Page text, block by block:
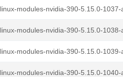
linux-modules-nvidia-390-5.15.0-
linux-modules-nvidia-390-5.15.0-
linux-modules-nvidia-390-5.15.0-
linux-modules-nvidia-390-5.15.0-